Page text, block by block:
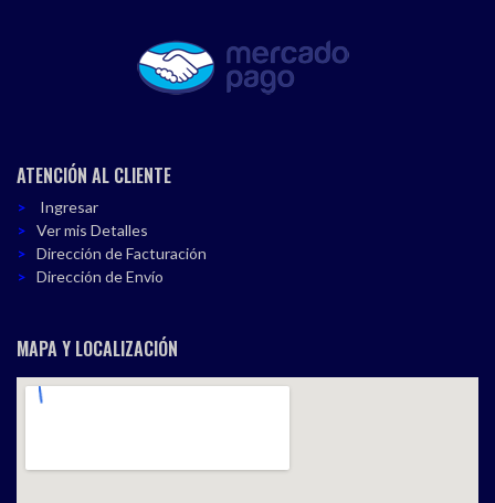
ATENCIÓN AL CLIENTE
Ingresar
Ver mis Detalles
Dirección de Facturación
Dirección de Envío
MAPA Y LOCALIZACIÓN